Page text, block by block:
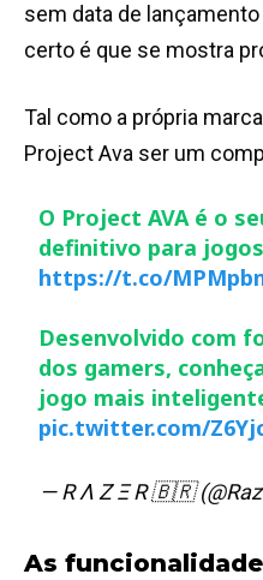
sem data de
certo é que se mostra
Tal como a própria
Project Ava ser um
O Project AVA é o
definitivo para
https://t.co/
Desenvolvido com
dos gamers,
jogo mais
pic.twitter.com/
— R Λ Z Ξ R 🇧🇷
As